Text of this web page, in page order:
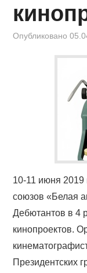
ВОЙТИ
Опубликовано
10-11 июня 2019
союзов «Белая
Дебютантов в 4
кинопроектов.
Президентских